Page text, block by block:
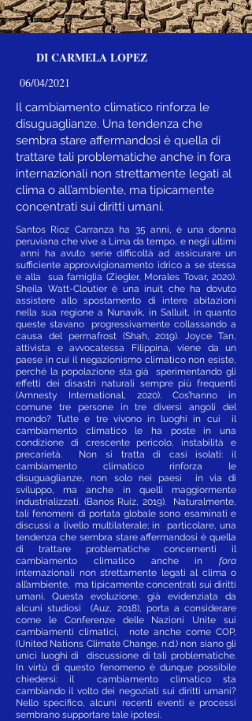
DI CARMELA LOPEZ
06/04/2021
Il cambiamento climatico rinforza le
disuguaglianze. Una tendenza che
sembra stare affermandosi è quella di
trattare tali problematiche anche in fora
internazionali non strettamente legati al
clima o all’ambiente, ma tipicamente
concentrati sui diritti umani.
Santos Rìoz Carranza ha 35 anni, è una donna
peruviana che vive a Lima da tempo, e negli ultimi
anni ha avuto serie difficoltà ad assicurare un
sufficiente approvvigionamento idrico a se stessa
e alla sua famiglia (Ziegler, Morales Tovar, 2020).
Sheila Watt-Cloutier è una inuit che ha dovuto
assistere allo spostamento di intere abitazioni
nella sua regione a Nunavik, in Salluit, in quanto
queste stavano progressivamente collassando a
causa del permafrost (Shah, 2019). Joyce Tan,
attivista e avvocatessa Filippina, viene da un
paese in cui il negazionismo climatico non esiste,
perché la popolazione sta già sperimentando gli
effetti dei disastri naturali sempre più frequenti
(Amnesty International, 2020). Cos’hanno in
comune tre persone in tre diversi angoli del
mondo? Tutte e tre vivono in luoghi in cui il
cambiamento climatico le ha poste in una
condizione di crescente pericolo, instabilità e
precarietà. Non si tratta di casi isolati: il
cambiamento climatico rinforza le
disuguaglianze, non solo nei paesi in via di
sviluppo, ma anche in quelli maggiormente
industrializzati. (Banos Ruiz, 2019). Naturalmente,
tali fenomeni di portata globale sono esaminati e
discussi a livello multilaterale; in particolare, una
tendenza che sembra stare affermandosi è quella
di trattare problematiche concernenti il
cambiamento climatico anche in fora
internazionali non strettamente legati al clima o
all’ambiente, ma tipicamente concentrati sui diritti
umani. Questa evoluzione, già evidenziata da
alcuni studiosi (Auz, 2018), porta a considerare
come le Conferenze delle Nazioni Unite sui
cambiamenti climatici, note anche come COP,
(United Nations Climate Change, n.d.) non siano gli
unici luoghi di discussione di tali problematiche.
In virtù di questo fenomeno è dunque possibile
chiedersi: il cambiamento climatico sta
cambiando il volto dei negoziati sui diritti umani?
Nello specifico, alcuni recenti eventi e processi
sembrano supportare tale ipotesi.